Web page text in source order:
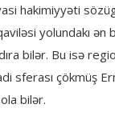
hakimiyyəti
yolundakı ən
bilər. Bu isə
sferası çökmüş
bilər.